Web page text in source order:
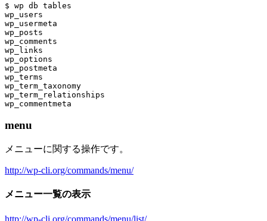
$ wp db tables
wp_users
wp_usermeta
wp_posts
wp_comments
wp_links
wp_options
wp_postmeta
wp_terms
wp_term_taxonomy
wp_term_relationships
menu
メニューに関する操作です。
http://wp-cli.org/commands/menu/
メニュー一覧の表示
http://wp-cli.org/commands/menu/list/